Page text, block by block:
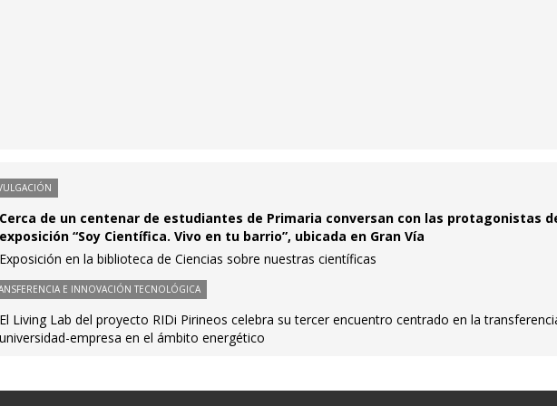
Cerca de un centenar de estudiantes de Primaria conversan con las protagonistas
exposición “Soy Científica. Vivo en tu barrio”, ubicada en Gran Vía
Exposición en la biblioteca de Ciencias sobre nuestras científicas
E INNOVACIÓN TECNOLÓGICA
El Living Lab del proyecto RIDi Pirineos celebra su tercer encuentro centrado en la
universidad-empresa en el ámbito energético